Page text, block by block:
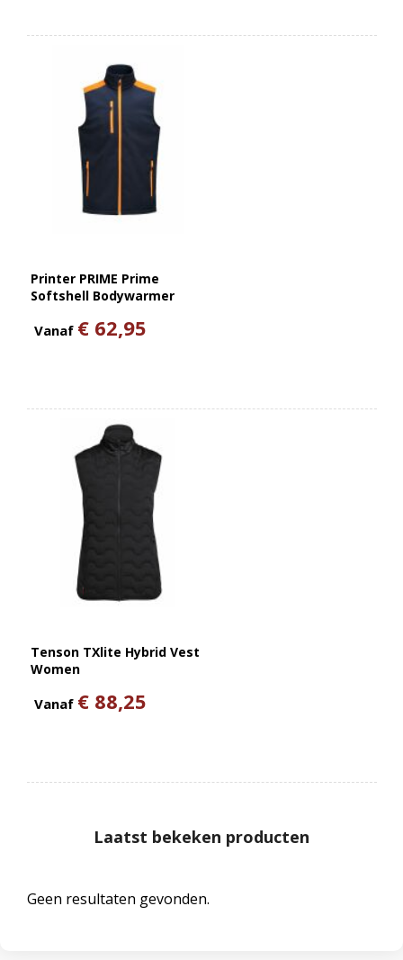
Printer PRIME Prime
Softshell Bodywarmer
Vanaf € 62,95
Tenson TXlite Hybrid Vest
Women
Vanaf € 88,25
Laatst bekeken producten
Geen resultaten gevonden.